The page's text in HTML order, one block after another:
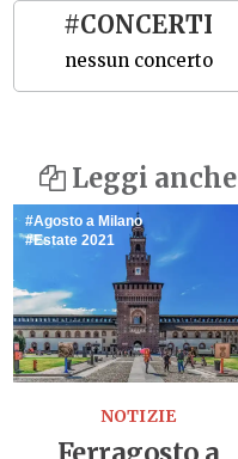
#CONCERTI
nessun concerto
Leggi anche
Agosto a Milano
Estate 2021
NOTIZIE